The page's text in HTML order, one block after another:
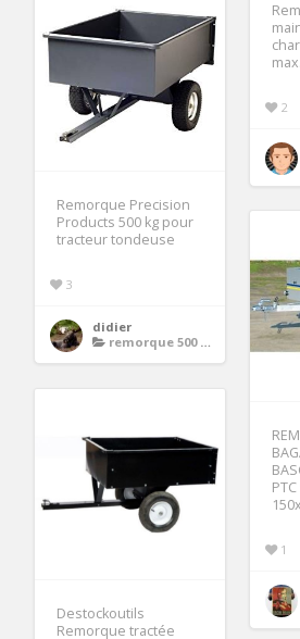
2
Remorque Precision
Products 500 kg pour
tracteur tondeuse
3
didier
remorque 500 kg
1
Destockoutils
Remorque tractée